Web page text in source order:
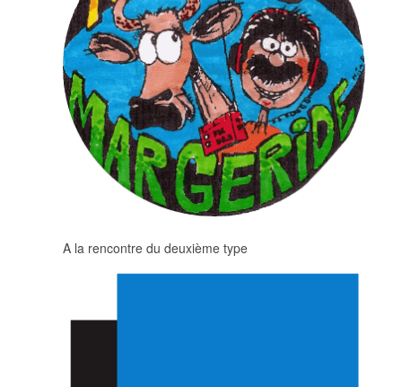
A la rencontre du deuxième type